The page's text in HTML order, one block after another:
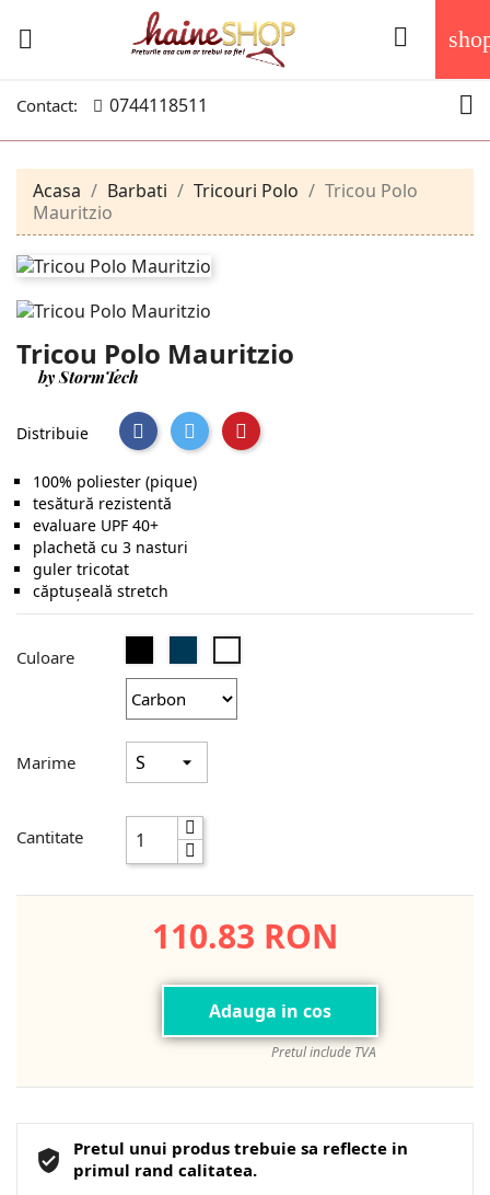
 
Contact: 0744118511 
Acasa Barbati Tricouri Polo
Tricou Polo
Mauritzio
Tricou Polo Mauritzio
by StormTech
Distribuie
100% poliester (pique)
tesătură rezistentă
evaluare UPF 40+
plachetă cu 3 nasturi
guler tricotat
căptușeală stretch
Culoare
Marime
Cantitate
110.83 RON
Adauga in cos
Pretul include TVA
Pretul unui produs trebuie sa reflecte in
primul rand calitatea.